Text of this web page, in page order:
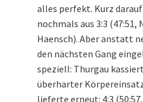
alles perfekt. Kurz
nochmals aus 3:3
Haensch). Aber anstatt
den nächsten Gang
speziell: Thurgau
überharter
lieferte erneut: 4:3